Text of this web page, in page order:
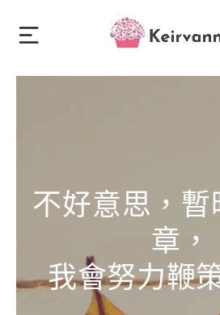
不好意思，
章，
我會努力鞭